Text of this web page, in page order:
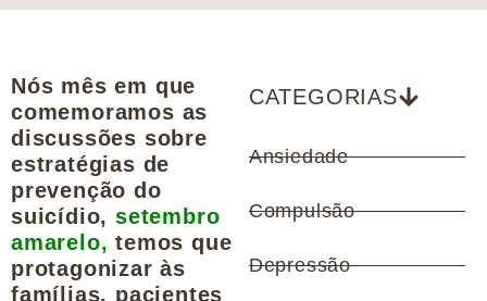
Nós mês em que
comemoramos as
discussões sobre
estratégias de
prevenção do
suicídio,setembro
amarelo, temos que
protagonizar às
famílias, pacientes
CATEGORIAS
Ansiedade
Compulsão
Depressão